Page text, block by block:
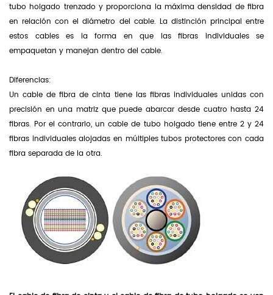
tubo holgado trenzado y proporciona la máxima densidad de fibra
en relación con el diámetro del cable. La distinción principal entre
estos cables es la forma en que las fibras individuales se
empaquetan y manejan dentro del cable.
Diferencias:
Un cable de fibra de cinta tiene las fibras individuales unidas con
precisión en una matriz que puede abarcar desde cuatro hasta 24
fibras. Por el contrario, un cable de tubo holgado tiene entre 2 y 24
fibras individuales alojadas en múltiples tubos protectores con cada
fibra separada de la otra.